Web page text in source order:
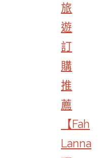
旅
遊
訂
購
推
薦
【Fah
Lanna